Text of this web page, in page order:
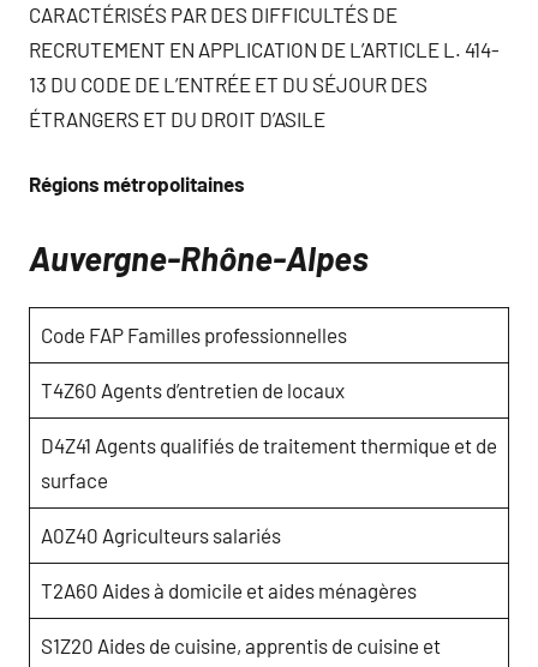
CARACTÉRISÉS PAR DES DIFFICULTÉS DE
RECRUTEMENT EN APPLICATION DE L’ARTICLE L. 414-
13 DU CODE DE L’ENTRÉE ET DU SÉJOUR DES
ÉTRANGERS ET DU DROIT D’ASILE
Régions métropolitaines
Auvergne-Rhône-Alpes
Code FAP Familles professionnelles
T4Z60 Agents d’entretien de locaux
D4Z41 Agents qualifiés de traitement thermique et de
surface
A0Z40 Agriculteurs salariés
T2A60 Aides à domicile et aides ménagères
S1Z20 Aides de cuisine, apprentis de cuisine et